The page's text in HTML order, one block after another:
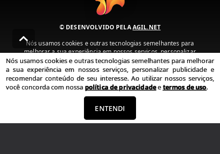
© DESENVOLVIDO PELAAGIL.NET
Nós usamos cookies e outras tecnologias semelhantes para
melhorar a sua experiência em nossos serviços, personalizar
publicidade e recomendar conteúdo de seu interesse. Ao utilizar
nossos serviços, você concorda com nossa política de privacidade e
termos de uso.
Política de Privacidade Termos de uso
Nós usamos cookies e outras tecnologias semelhantes para melhorar
a sua experiência em nossos serviços, personalizar publicidade e
recomendar conteúdo de seu interesse. Ao utilizar nossos serviços,
você concorda com nossa política de privacidadeetermos de uso.
ENTENDI